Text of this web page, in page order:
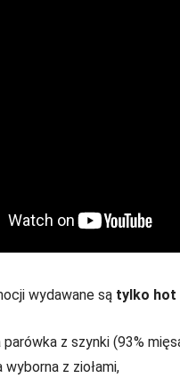
wydawane są tylko hot
z szynki (93%
wyborna z ziołami,